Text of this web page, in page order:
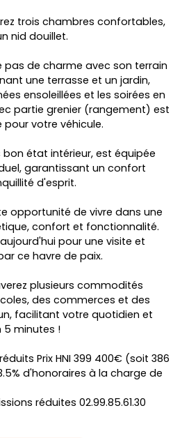
trois chambres confortables,
nid douillet.
pas de charme avec son terrain
une terrasse et un jardin,
ensoleillées et les soirées en
partie grenier (rangement) est
votre véhicule.
état intérieur, est équipée
garantissant un confort
d'esprit.
opportunité de vivre dans une
confort et fonctionnalité.
pour une visite et
ce havre de paix.
plusieurs commodités
des commerces et des
facilitant votre quotidien et
5 minutes !
Prix HNI 399 400€ (soit 386
d'honoraires à la charge de
réduites 02.99.85.61.30